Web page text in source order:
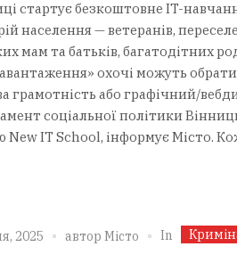
стартує безкоштовне IT-
населення — ветеранів,
мам та батьків, багатодітних
охочі можуть
грамотність або графічний/
соціальної політики
IT School, інформує Місто.
2025 автор Місто In